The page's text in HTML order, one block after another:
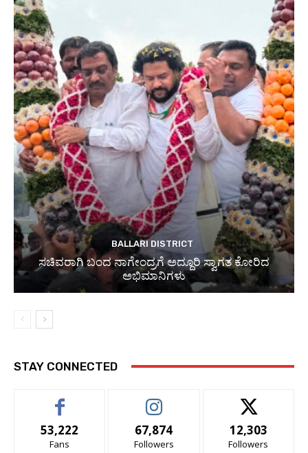
BALLARI DISTRICT
ಸಚಿವರಾಗಿ ಬಂದ ನಾಗೇಂದ್ರಗೆ ಅದ್ದೂರಿ ಸ್ವಾಗತ ಕೋರಿದ
ಅಭಿಮಾನಿಗಳು
STAY CONNECTED
53,222
Fans
67,874
Followers
12,303
Followers